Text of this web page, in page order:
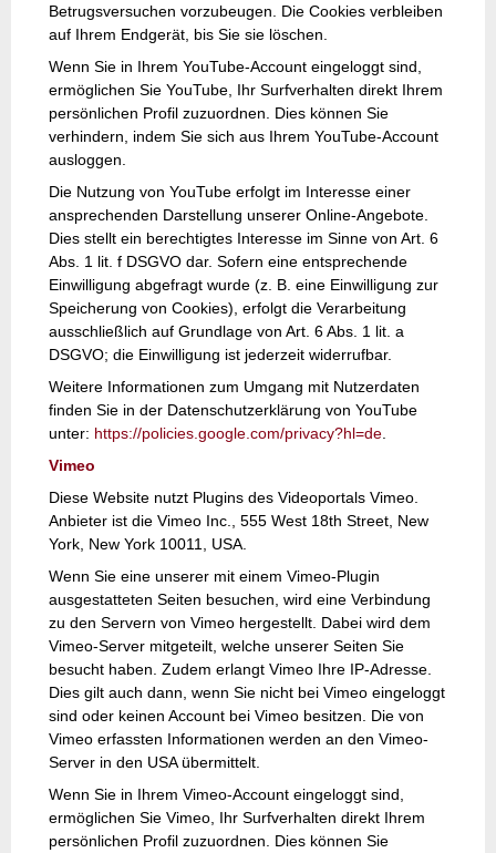
Betrugsversuchen vorzubeugen. Die Cookies verbleiben
auf Ihrem Endgerät, bis Sie sie löschen.
Wenn Sie in Ihrem YouTube-Account eingeloggt sind,
ermöglichen Sie YouTube, Ihr Surfverhalten direkt Ihrem
persönlichen Profil zuzuordnen. Dies können Sie
verhindern, indem Sie sich aus Ihrem YouTube-Account
ausloggen.
Die Nutzung von YouTube erfolgt im Interesse einer
ansprechenden Darstellung unserer Online-Angebote.
Dies stellt ein berechtigtes Interesse im Sinne von Art. 6
Abs. 1 lit. f DSGVO dar. Sofern eine entsprechende
Einwilligung abgefragt wurde (z. B. eine Einwilligung zur
Speicherung von Cookies), erfolgt die Verarbeitung
ausschließlich auf Grundlage von Art. 6 Abs. 1 lit. a
DSGVO; die Einwilligung ist jederzeit widerrufbar.
Weitere Informationen zum Umgang mit Nutzerdaten
finden Sie in der Datenschutzerklärung von YouTube
unter: https://policies.google.com/privacy?hl=de
Vimeo
Diese Website nutzt Plugins des Videoportals Vimeo.
Anbieter ist die Vimeo Inc., 555 West 18th Street, New
York, New York 10011, USA.
Wenn Sie eine unserer mit einem Vimeo-Plugin
ausgestatteten Seiten besuchen, wird eine Verbindung
zu den Servern von Vimeo hergestellt. Dabei wird dem
Vimeo-Server mitgeteilt, welche unserer Seiten Sie
besucht haben. Zudem erlangt Vimeo Ihre IP-Adresse.
Dies gilt auch dann, wenn Sie nicht bei Vimeo eingeloggt
sind oder keinen Account bei Vimeo besitzen. Die von
Vimeo erfassten Informationen werden an den Vimeo-
Server in den USA übermittelt.
Wenn Sie in Ihrem Vimeo-Account eingeloggt sind,
ermöglichen Sie Vimeo, Ihr Surfverhalten direkt Ihrem
persönlichen Profil zuzuordnen. Dies können Sie